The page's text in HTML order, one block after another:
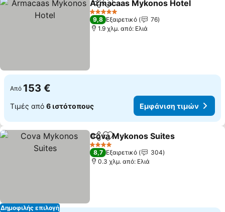
Κοινοποίηση
Προσθήκη στα αγαπημένα
Armacaas Mykonos Hotel
5 Αστέρια
9,8 Εξαιρετικό
76
1.9 χλμ. από: Ελιά
Από 153 €
Τιμές από 6 ιστότοπους Εμφάνιση τιμών
Δημοφιλής επιλογή
Κοινοποίηση
Προσθήκη στα αγαπημένα
Cova Mykonos Suites
4 Αστέρια
8,7 Εξαιρετικό
304
0.3 χλμ. από: Ελιά